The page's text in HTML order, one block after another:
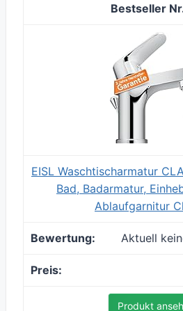
EISL Waschtischarmatur
Bad, Badarmatur,
Ablaufgarnitur
Aktuell
Produkt